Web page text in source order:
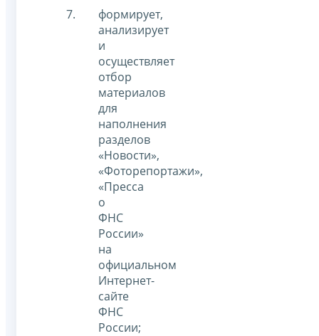
формирует,
анализирует
и
осуществляет
отбор
материалов
для
наполнения
разделов
«Новости»,
«Фоторепортажи»,
«Пресса
о
ФНС
России»
на
официальном
Интернет-
сайте
ФНС
России;